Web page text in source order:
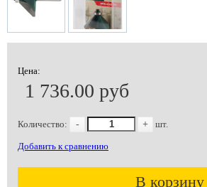
Цена:
1 736.00 руб
Количество: - + шт.
Добавить к сравнению
В корзину